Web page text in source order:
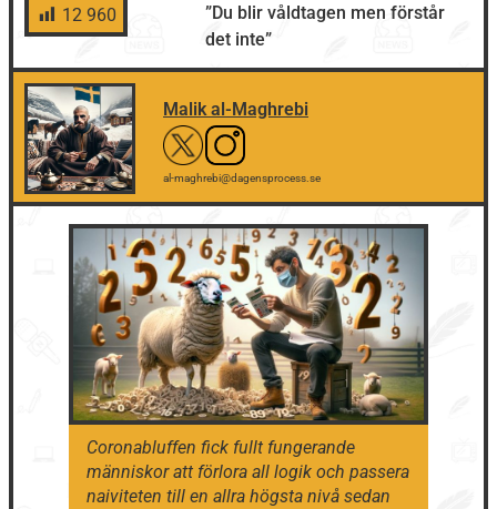
12 960
”Du blir våldtagen men förstår
det inte”
Malik al-Maghrebi
al-maghrebi@dagensprocess.se
Coronabluffen fick fullt fungerande
människor att förlora all logik och passera
naiviteten till en allra högsta nivå sedan